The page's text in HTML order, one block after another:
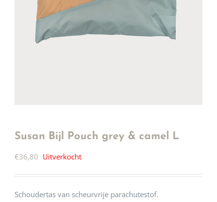
Susan Bijl Pouch grey & camel L
€36,80 Uitverkocht
Schoudertas van scheurvrije parachutestof.